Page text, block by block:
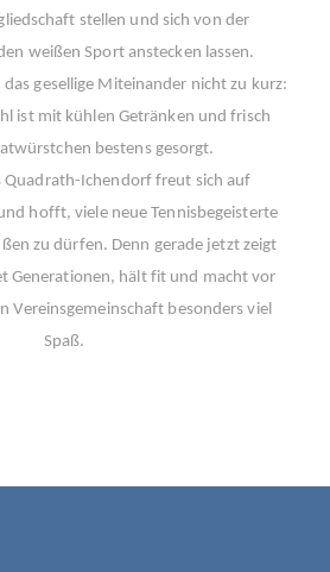
stellen und sich von der
weißen Sport anstecken lassen.
gesellige Miteinander nicht zu kurz:
ist mit kühlen Getränken und frisch
bestens gesorgt.
Quadrath-Ichendorf freut sich auf
hofft, viele neue Tennisbegeisterte
zu dürfen. Denn gerade jetzt zeigt
Generationen, hält fit und macht vor
Vereinsgemeinschaft besonders viel
Spaß.